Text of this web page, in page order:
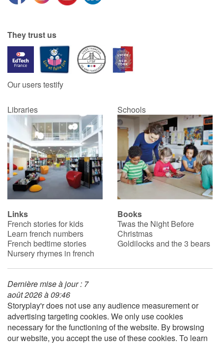
They trust us
Our users testify
Libraries Schools
Links
French stories for kids
Learn french numbers
French bedtime stories
Nursery rhymes in french
Books
Twas the Night Before
Christmas
Goldilocks and the 3 bears
Dernière mise à jour : 7
août 2026 à 09:46
Storyplay'r does not use any audience measurement or
advertising targeting cookies. We only use cookies
necessary for the functioning of the website. By browsing
our website, you accept the use of these cookies. To learn